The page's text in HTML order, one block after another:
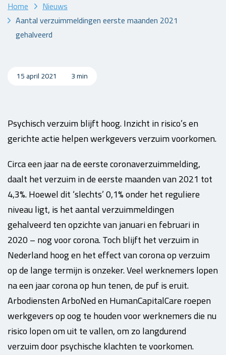
Home
Nieuws
Aantal verzuimmeldingen eerste maanden 2021
gehalveerd
15 april 2021 3 min
Psychisch verzuim blijft hoog. Inzicht in risico’s en
gerichte actie helpen werkgevers verzuim voorkomen.
Circa een jaar na de eerste coronaverzuimmelding,
daalt het verzuim in de eerste maanden van 2021 tot
4,3%. Hoewel dit ‘slechts’ 0,1% onder het reguliere
niveau ligt, is het aantal verzuimmeldingen
gehalveerd ten opzichte van januari en februari in
2020 – nog voor corona. Toch blijft het verzuim in
Nederland hoog en het effect van corona op verzuim
op de lange termijn is onzeker. Veel werknemers lopen
na een jaar corona op hun tenen, de puf is eruit.
Arbodiensten ArboNed en HumanCapitalCare roepen
werkgevers op oog te houden voor werknemers die nu
risico lopen om uit te vallen, om zo langdurend
verzuim door psychische klachten te voorkomen.